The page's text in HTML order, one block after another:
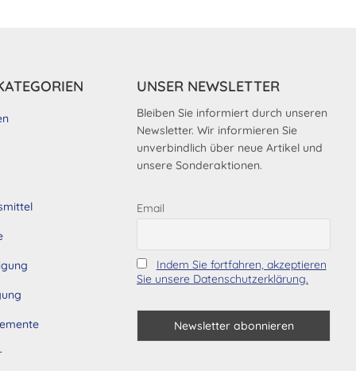
UNSER NEWSLETTER
Bleiben Sie informiert durch unseren
Newsletter. Wir informieren Sie
unverbindlich über neue Artikel und
unsere Sonderaktionen.
Email
Indem Sie fortfahren, akzeptieren
Sie unsere Datenschutzerklärung.